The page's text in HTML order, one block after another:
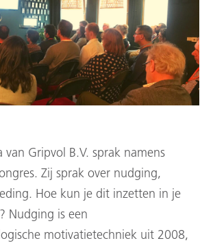
van Gripvol B.V. sprak namens
Zij sprak over nudging,
Hoe kun je dit inzetten in je
Nudging is een
motivatietechniek uit 2008,